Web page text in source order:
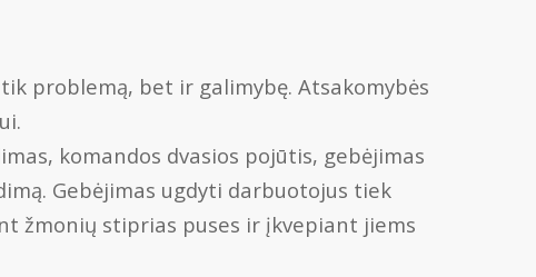
problemą, bet ir galimybę. Atsakomybės
komandos dvasios pojūtis, gebėjimas
Gebėjimas ugdyti darbuotojus tiek
žmonių stiprias puses ir įkvepiant jiems